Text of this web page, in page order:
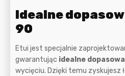
Idealne
90
Etui jest specjalnie
gwarantując idealne
wycięciu. Dzięki temu zyskujesz